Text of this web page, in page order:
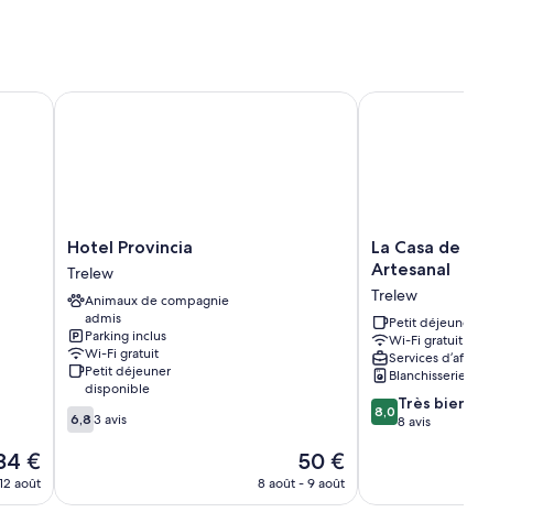
de billets, poste informatique et réception ouverte 24 h/24
nouveau
€
août
Hotel
Provincia
Trelew
Hotel Provincia
Trelew
Animaux de compagnie
admis
Parking inclus
Wi-Fi gratuit
Petit déjeuner
disponible
6.8
sur
6,8 3 avis
Le
nouveau
50 €
8 août - 9 août
Hotel Provincia
La
Casa
Paula
Hosteria
Artesanal
Trelew
La Casa de Paula
Artesanal
Trelew
Petit déjeuner inclus
Wi-Fi gratuit
Services d’affaires
Blanchisserie
8.0
sur
8 avis
8,0 Très bien
8 avis
La Casa de Paula